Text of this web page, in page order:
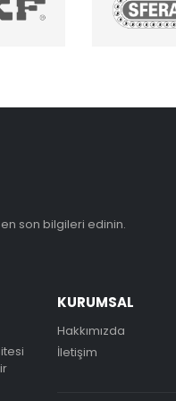
en son bilgileri edinin.
KURUMSAL
Hakkımızda
İletişim